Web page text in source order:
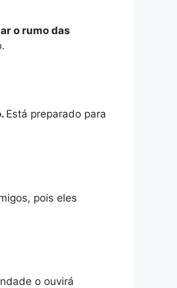
o rumo das
Está preparado para
pois eles
o ouvirá